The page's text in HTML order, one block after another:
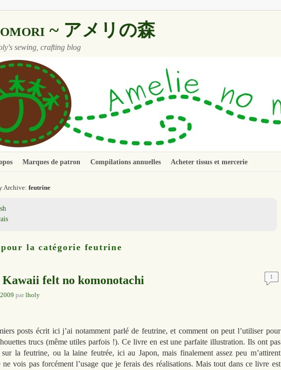
~ アメリの森
sewing, crafting blog
principal
secondaire
Marques de patron Compilations annuelles Acheter tissus et mercerie
Archive: feutrine
la catégorie feutrine
Kawaii felt no komonotachi
parlholy
1
posts écrit ici j’ai notamment parlé de feutrine, et comment on peut l’utiliser pour
trucs (même utiles parfois !). Ce livre en est une parfaite illustration. Ils ont pas
la feutrine, ou la laine feutrée, ici au Japon, mais finalement assez peu m’attirent
ne vois pas forcément l’usage que je ferais des réalisations. Mais tout dans ce livre est